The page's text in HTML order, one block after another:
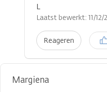
L
Laatst bewerkt: 11/12/
Reageren
Margiena